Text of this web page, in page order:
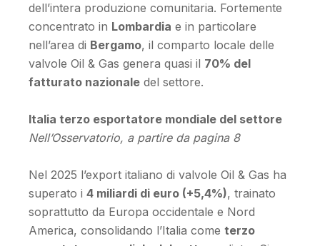
dell’intera produzione comunitaria. Fortemente
concentrato in Lombardia e in particolare
nell’area di Bergamo, il comparto locale delle
valvole Oil & Gas genera quasi il 70% del
fatturato nazionale del settore.
Italia terzo esportatore mondiale del settore
Nell’Osservatorio, a partire da pagina 8
Nel 2025 l’export italiano di valvole Oil & Gas ha
superato i4 miliardi di euro (+5,4%), trainato
soprattutto da Europa occidentale e Nord
America, consolidando l’Italia cometerzo